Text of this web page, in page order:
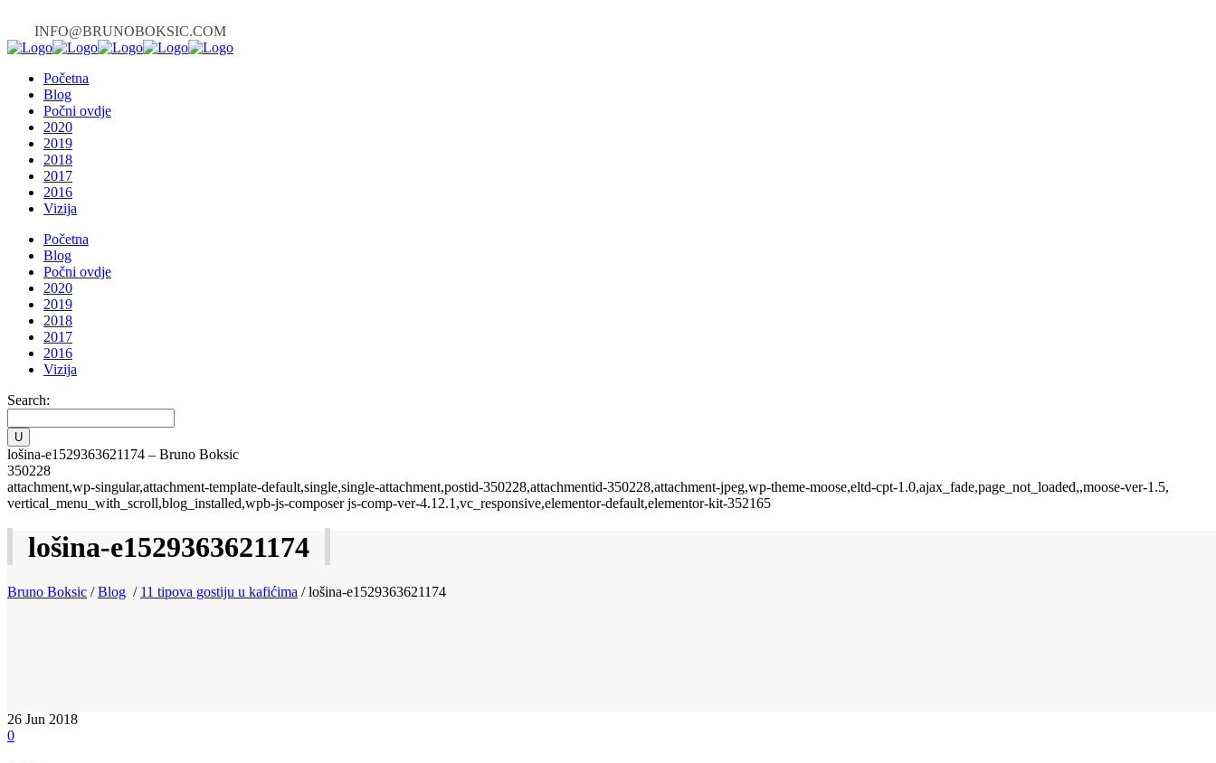
INFO@BRUNOBOKSIC.COM
Početna
Blog
Počni ovdje
2020
2019
2018
2017
2016
Vizija
Početna
Blog
Počni ovdje
2020
2019
2018
2017
2016
Vizija
Search:
lošina-e1529363621174 – Bruno Boksic
350228
attachment,wp-singular,attachment-template-default,single,single-attachment,postid-350228,attachmentid-350228,attachment-jpeg,wp-theme-moose,eltd-cpt-1.0,ajax_fade,page_not_loaded,,moose-ver-1.5,
vertical_menu_with_scroll,blog_installed,wpb-js-composer js-comp-ver-4.12.1,vc_responsive,elementor-default,elementor-kit-352165
lošina-e1529363621174
Bruno Boksic /Blog / 11 tipova gostiju u kafićima /lošina-e1529363621174
26 Jun 2018
0